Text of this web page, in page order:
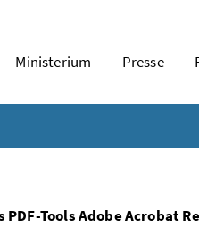
Ministerium Presse
Tools Adobe Acrobat